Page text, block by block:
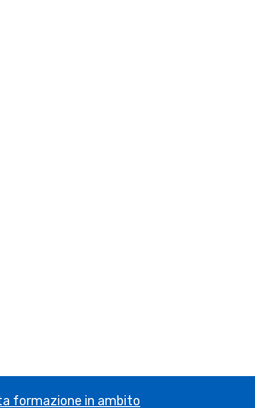
formazione in ambito